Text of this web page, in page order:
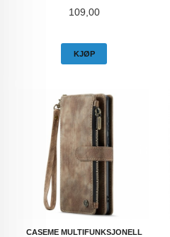
Pris
109,00
KJØP
CASEME MULTIFUNKSJONELL